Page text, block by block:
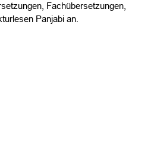
Fachübersetzungen,
Panjabi an.